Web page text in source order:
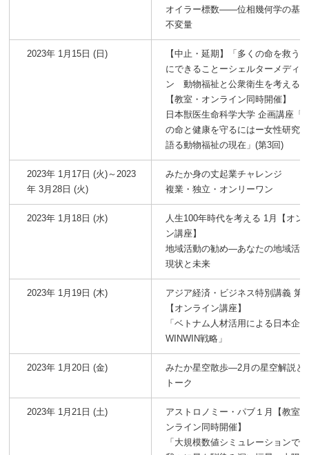
オイラー標数――位相幾何学の基
不変量
2023年 1月15日 (日)
【中止・延期】「多くの命を救う
にできることーシェルターメディス
ン 動物福祉と公衆衛生を考える」
【教室・オンライン同時開催】
日本獣医生命科学大学 企画講座「
の命と健康を守るにはー女性研究
語る動物福祉の現在」(第3回)
2023年 1月17日 (火)～2023
年 3月28日 (火)
みたか身の丈起業チャレンジ
複業・独立・オンリーワン
2023年 1月18日 (水)
人生100年時代を考える 1月【オン
ン講座】
地域活動の勧め―あなたの地域活
現状と未来
2023年 1月19日 (木)
アジア経済・ビジネス特別講義 第
【オンライン講座】
「ベトナム人材活用による日本企
WINWIN戦略」
2023年 1月20日 (金)
みたか星空散歩―2月の星空解説と
トーク
2023年 1月21日 (土)
アストロノミー・パブ１月【教室
ンライン同時開催】
「大規模数値シミュレーションで